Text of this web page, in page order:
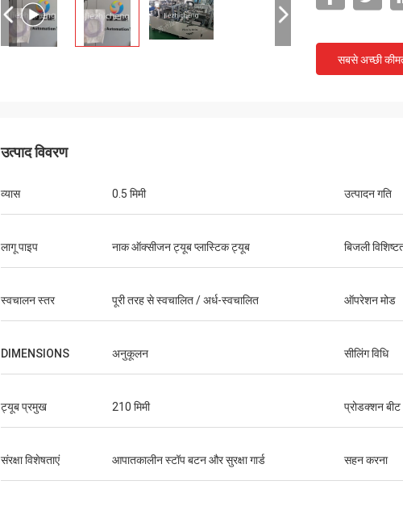
सबसे अच्छी
उत्पाद विवरण
व्यास 0.5 मिमी उत्पादन गति
लागू पाइप नाक ऑक्सीजन ट्यूब प्लास्टिक ट्यूब बिजली
स्वचालन स्तर पूरी तरह से स्वचालित / अर्ध-स्वचालित ऑपरेशन मोड
DIMENSIONS अनुकूलन सीलिंग विधि
ट्यूब प्रमुख 210 मिमी प्रोडक्शन बीट
संरक्षा विशेषताएं आपातकालीन स्टॉप बटन और सुरक्षा गार्ड सहन करना